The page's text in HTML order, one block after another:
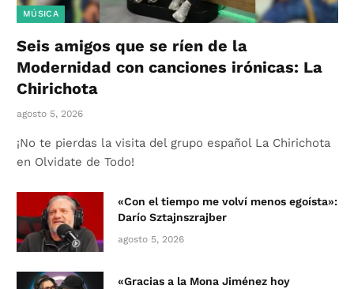
MÚSICA
Seis amigos que se ríen de la
Modernidad con canciones irónicas: La
Chirichota
agosto 5, 2026
¡No te pierdas la visita del grupo español La Chirichota
en Olvidate de Todo!
«Con el tiempo me volví menos egoísta»:
Darío Sztajnszrajber
agosto 5, 2026
«Gracias a la Mona Jiménez hoy